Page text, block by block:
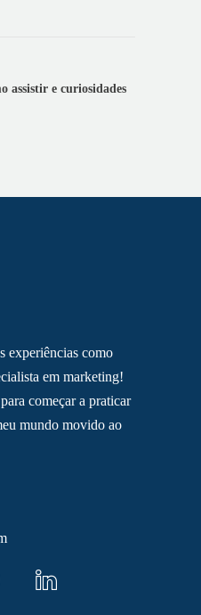
assistir e curiosidades
experiências como
em marketing!
começar a praticar
mundo movido ao